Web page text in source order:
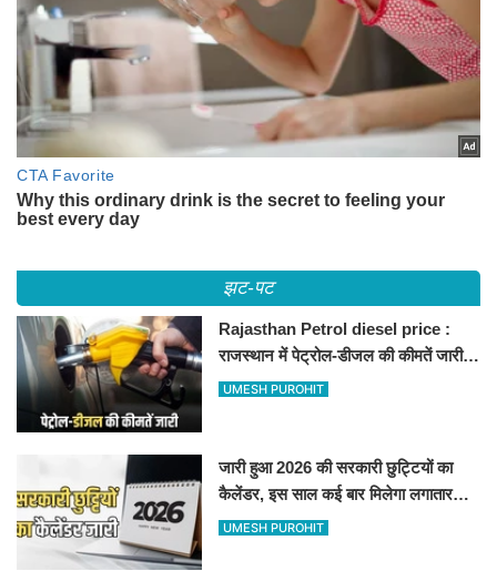
झट-पट
Rajasthan Petrol diesel price :
राजस्थान में पेट्रोल-डीजल की कीमतें जारी,
जानिए बीकानेर समेत पुरे प्रदेश में नए रेट
UMESH PUROHIT
जारी हुआ 2026 की सरकारी छुट्टियों का
कैलेंडर, इस साल कई बार मिलेगा लगातार
अवकाश, देखें
UMESH PUROHIT